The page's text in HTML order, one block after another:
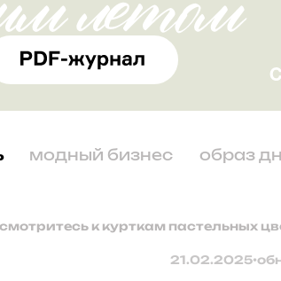
модный бизнес образ
к курткам пастельных
21.02.2025•